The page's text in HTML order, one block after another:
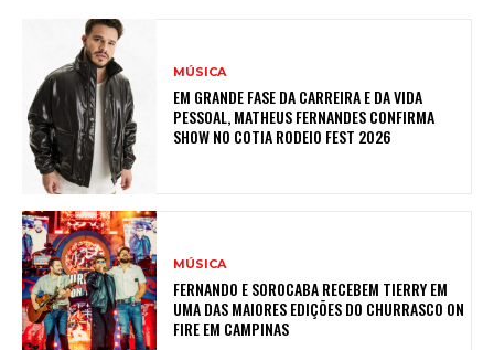
MÚSICA
EM GRANDE FASE DA CARREIRA E DA VIDA
PESSOAL, MATHEUS FERNANDES CONFIRMA
SHOW NO COTIA RODEIO FEST 2026
MÚSICA
FERNANDO E SOROCABA RECEBEM TIERRY EM
UMA DAS MAIORES EDIÇÕES DO CHURRASCO ON
FIRE EM CAMPINAS